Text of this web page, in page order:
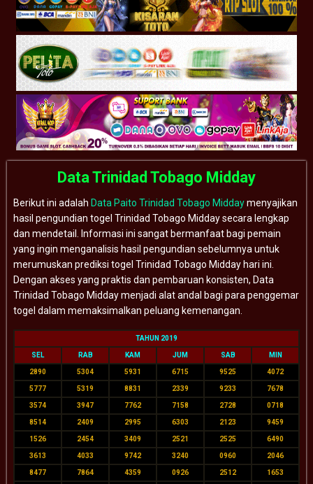
Data Trinidad Tobago Midday
Berikut ini adalah Data Paito Trinidad Tobago Middaymenyajikan
hasil pengundian togel Trinidad Tobago Midday secara lengkap
dan mendetail. Informasi ini sangat bermanfaat bagi pemain
yang ingin menganalisis hasil pengundian sebelumnya untuk
merumuskan prediksi togel Trinidad Tobago Midday hari ini.
Dengan akses yang praktis dan pembaruan konsisten, Data
Trinidad Tobago Midday menjadi alat andal bagi para penggemar
togel dalam memaksimalkan peluang kemenangan.
TAHUN 2019
SEL RAB KAM JUM SAB MIN
2890 5304 5931 6715 9525 4072
5777 5319 8831 2339 9233 7678
3574 3947 7762 7158 2728 0718
8514 2409 2995 6303 2123 9459
1526 2454 3409 2521 2525 6490
3613 4033 9742 3240 0960 2046
8477 7864 4359 0926 2512 1653